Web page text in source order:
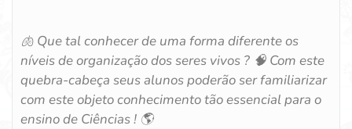
🫁 Que tal conhecer de uma forma diferente os
níveis de organização dos seres vivos ? 🧠 Com este
quebra-cabeça seus alunos poderão ser familiarizar
com este objeto conhecimento tão essencial para o
ensino de Ciências ! 🌎